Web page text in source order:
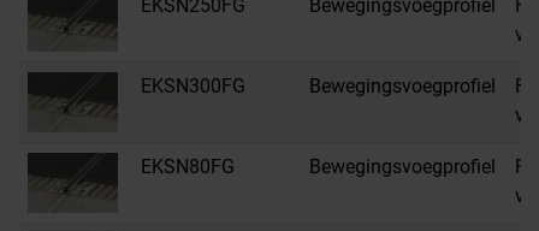
EKSN250FG Bewegingsvoegprofiel
EKSN300FG Bewegingsvoegprofiel
EKSN80FG Bewegingsvoegprofiel